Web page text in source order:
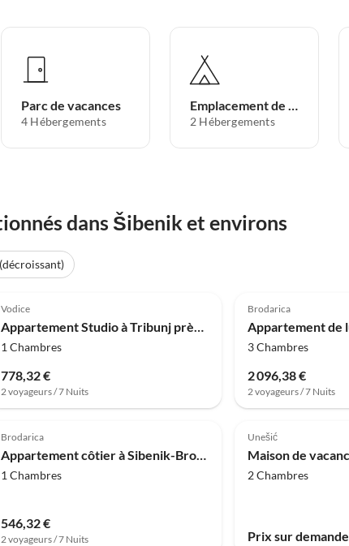
Parc de vacances
4 Hébergements
Emplacement de camping
2 Hébergements
dans Šibenik et environs
Vodice
Appartement Studio à Tribunj près de la Mer
1 Chambres
778,32 €
2 voyageurs / 7 Nuits
Brodarica
3 Chambres
2 096,38 €
2 voyageurs / 7 Nuits
Brodarica
Appartement côtier à Sibenik-Brodarica
1 Chambres
546,32 €
2 voyageurs / 7 Nuits
Unešić
2 Chambres
Prix sur demande